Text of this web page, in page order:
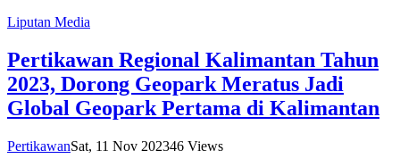
Liputan Media
Pertikawan Regional Kalimantan Tahun
2023, Dorong Geopark Meratus Jadi
Global Geopark Pertama di Kalimantan
PertikawanSat, 11 Nov 202346 Views